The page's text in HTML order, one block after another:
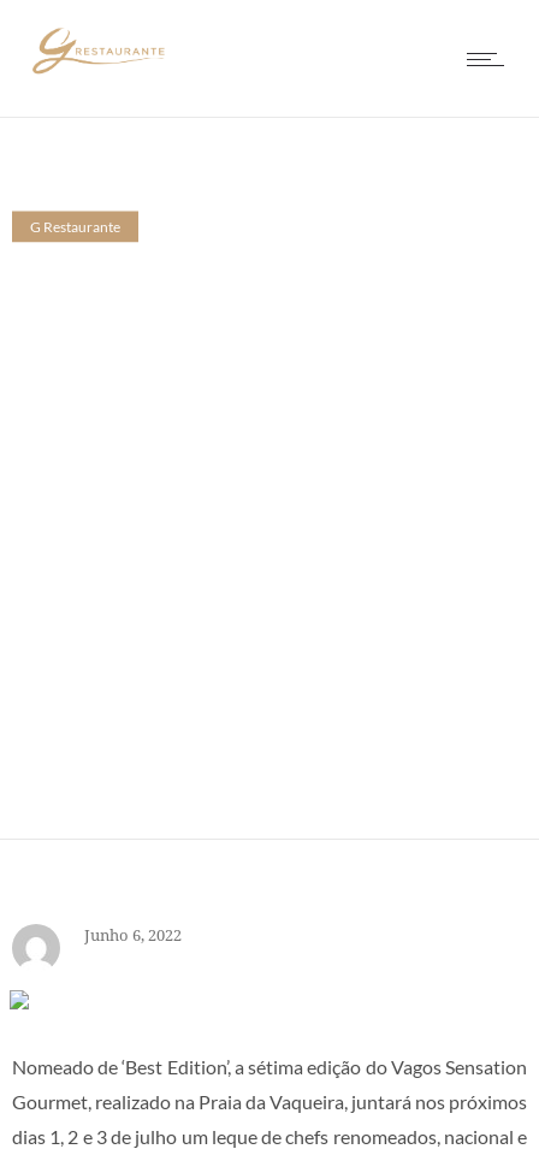
G Restaurante
Junho 6, 2022
Nomeado de ‘Best Edition’, a sétima edição do Vagos Sensation
Gourmet, realizado na Praia da Vaqueira, juntará nos próximos
dias 1, 2 e 3 de julho um leque de chefs renomeados, nacional e